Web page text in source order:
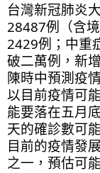
台灣新冠肺炎
28487例（含
2429例；中重
破二萬例，新
陳時中預測疫
以目前疫情可
能要落在五月
天的確診數可
目前的疫情發
之一，預估可